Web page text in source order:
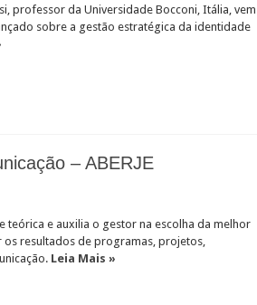
professor da Universidade Bocconi, Itália, vem
sobre a gestão estratégica da identidade
– ABERJE
teórica e auxilia o gestor na escolha da melhor
resultados de programas, projetos,
Leia Mais »